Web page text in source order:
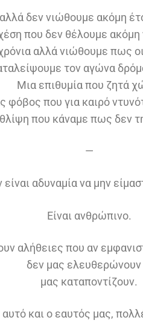
δεν νιώθουμε ακόμη
που δεν θέλουμε ακόμη
αλλά νιώθουμε πως
τον αγώνα
Μια επιθυμία που ζητά
φόβος που για καιρό
που κάναμε πως δεν
—
αδυναμία να μην
Είναι ανθρώπινο.
αλήθειες που αν
δεν μας
μας καταποντίζουν.
αυτό και ο εαυτός μας,